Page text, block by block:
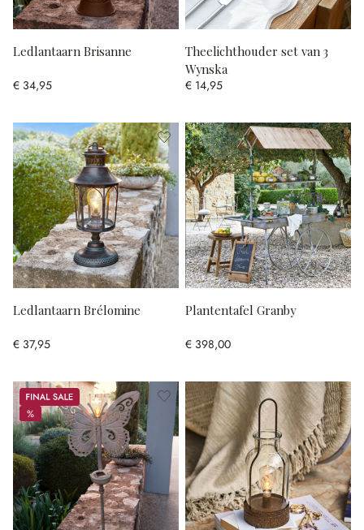
Ledlantaarn Brisanne
€ 34,95
Theelichthouder set van 3
Wynska
€ 14,95
Ledlantaarn Brélomine
€ 37,95
Plantentafel Granby
€ 398,00
Sale
%
%